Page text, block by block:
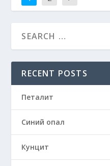
RECENT POSTS
Петалит
Синий опал
Кунцит